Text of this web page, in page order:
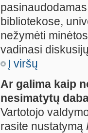
bibliotekose,
nežymėti
vadinasi
Į viršų
Ar galima kaip
nesimatytų
Vartotojo
rasite nustatymą